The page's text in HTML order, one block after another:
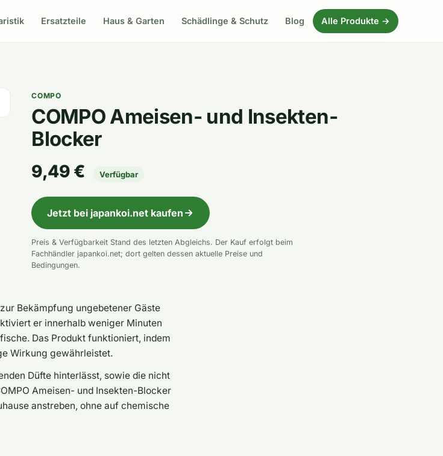
Ersatzteile Haus & Garten Schädlinge & Schutz Blog Alle Produkte →
COMPO
COMPO Ameisen- und Insekten-
Blocker
9,49 € Verfügbar
Jetzt bei japankoi.net kaufen
Preis & Verfügbarkeit Stand des letzten Abgleichs. Der Kauf erfolgt beim
Fachhändler japankoi.net; dort gelten dessen aktuelle Preise und
Bedingungen.
Bekämpfung ungebetener Gäste
er innerhalb weniger Minuten
Das Produkt funktioniert, indem
Wirkung gewährleistet.
Düfte hinterlässt, sowie die nicht
Ameisen- und Insekten-Blocker
anstreben, ohne auf chemische